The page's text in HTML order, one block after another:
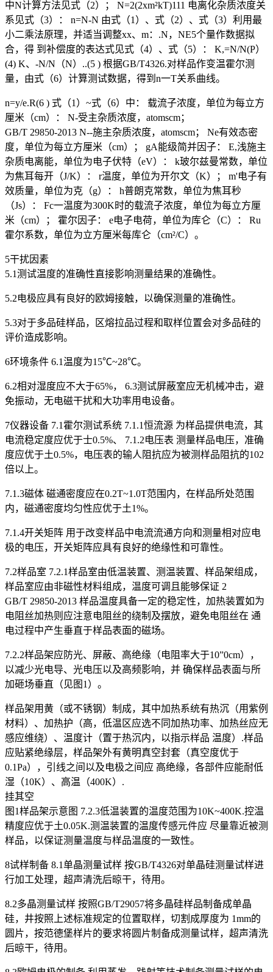
中N计算方法见式（2）； N=2(2xm²kT)111 电离化杂质浓度关
系见式（3）： n=N-N 由式（1）、式（2）、式（3）利用最
小二乘法原理，并适当调整xx、m：.N，NE5个量作数据拟
合，得 到补偿度的表达式见式（4）、式（5）： K,=N/N(P）
(4) K、-N/N（N）..(5 ) 根据GB/T4326.对样品作变温霍尔测
量，由式（6）计算测试数据，得到n一T关系曲线。
n=y/e.R(6 ) 式（1）~式（6）中： 载流子浓度，单位为每立方
厘米（cm）： N-受主杂质浓度，atomscm；
GB/T 29850-2013 N--施主杂质浓度，atomscm； Ne有效态密
度，单位为每立方厘米（cm）； gA能级简并因子： E,浅施主
杂质电离能，单位为电子伏特（eV）： k玻尔兹曼常数，单位
为焦耳每开（J/K）： r温度，单位为开尔文（K）； m'电子有
效质量，单位为克（g）： h普朗克常数，单位为焦耳秒
（Js）： Fc一温度为300K时的载流子浓度，单位为每立方厘
米（cm）； 霍尔因子： e电子电荷，单位为库仑（C）： Ru
霍尔系数，单位为立方厘米每库仑（cm²/C）。
5干扰因素
5.1测试温度的准确性直接影响测量结果的准确性。
5.2电极应具有良好的欧姆接触，以确保测量的准确性。
5.3对于多品硅样品，区熔拉品过程和取样位置会对多品硅的
评价造成影响。
6环境条件 6.1温度为15℃~28℃。
6.2相对湿度应不大于65%， 6.3测试屏蔽室应无机械冲击，避
免振动，无电磁干扰和大功率用电设备。
7仪器设备 7.1霍尔测试系统 7.1.1恒流源 为样品提供电流，其
电流稳定度应优于士0.5%、 7.1.2电压表 测量样品电压，准确
度应优于土0.5%，电压表的输人阻抗应为被测样品阻抗的102
倍以上。
7.1.3磁体 磁通密度应在0.2T~1.0T范围内，在样品所处范围
内，磁通密度均匀性应优于土1%。
7.1.4开关矩阵 用于改变样品中电流流通方向和测量相对应电
极的电压，开关矩阵应具有良好的绝缘性和可靠性。
7.2样品室 7.2.1样品室由低温装置、测温装置、样品架组成，
样品室应由非磁性材料组成，温度可调且能够保证 2
GB/T 29850-2013 样品温度具备一定的稳定性，加热装置如为
电阻丝加热则应注意电阻丝的绕制及摆放，避免电阻丝在 通
电过程中产生垂直于样品表面的磁场。
7.2.2样品架应防光、屏蔽、高绝缘（电阻率大于10”0cm），
以减少光电导、光电压以及高频影响，并 确保样品表面与所
加砸场垂直（见图1）。
样品架用黄（或不锈钢）制成，其中加热系统有热沉（用紫例
材料）、加热护（高，低温区应选不同加热功率、加热丝应无
感应维绕）、温度计（置于热沉内，以指示样品 温度）.样品
应贴紧绝缘层，样品架外有黄明真空封套（真空度优于
0.1Pa），引线之间以及电极之间应 高绝缘，各部件应能耐低
湿（10K）、高温（400K）.
挂其空
图1样品架示意图 7.2.3低温装置的温度范围为10K~400K.控温
精度应优于土0.05K.测温装置的温度传感元件应 尽量靠近被测
样品，以保证测量温度与样品温度的一致性。
8试样制备 8.1单晶测量试样 按GB/T4326对单晶硅测量试样进
行加工处理，超声清洗后晾干，待用。
8.2多晶测量试样 按照GB/T29057将多晶硅样品制备成单晶
硅，井按照上述标准规定的位置取样，切割成厚度为 1mm的
圆片，按范德堡样片的要求将圆片制备成测量试样，超声清洗
后晾干，待用。